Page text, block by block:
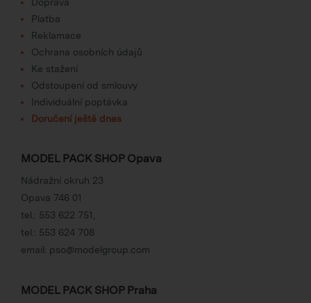
Platba
Reklamace
Ochrana osobních údajů
Ke stažení
Odstoupení od smlouvy
Individuální poptávka
Doručení ještě dnes
MODEL PACK SHOP Opava
Nádražní okruh 23
Opava 746 01
tel.: 553 622 751
tel.: 553 624 708
email: pso@modelgroup.com
MODEL PACK SHOP Praha